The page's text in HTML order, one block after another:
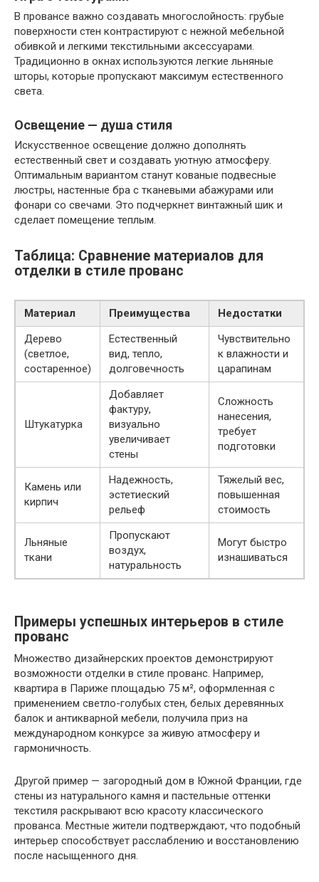
В провансе важно создавать многослойность: грубые
поверхности стен контрастируют с нежной мебельной
обивкой и легкими текстильными аксессуарами.
Традиционно в окнах используются легкие льняные
шторы, которые пропускают максимум естественного
света.
Освещение — душа стиля
Искусственное освещение должно дополнять
естественный свет и создавать уютную атмосферу.
Оптимальным вариантом станут кованые подвесные
люстры, настенные бра с тканевыми абажурами или
фонари со свечами. Это подчеркнет винтажный шик и
сделает помещение теплым.
Таблица: Сравнение материалов для
отделки в стиле прованс
Материал Преимущества
Недостатки
Дерево
(светлое,
состаренное)
Естественный
вид, тепло,
долговечность
Чувствительно
к влажности и
царапинам
Штукатурка
Добавляет
фактуру,
визуально
увеличивает
стены
Сложность
нанесения,
требует
подготовки
Камень или
кирпич
Надежность,
эстетиеский
рельеф
Тяжелый вес,
повышенная
стоимость
Льняные
ткани
Пропускают
воздух,
натуральность
Могут быстро
изнашиваться
Примеры успешных интерьеров в стиле
прованс
Множество дизайнерских проектов демонстрируют
возможности отделки в стиле прованс. Например,
квартира в Париже площадью 75 м², оформленная с
применением светло-голубых стен, белых деревянных
балок и антикварной мебели, получила приз на
международном конкурсе за живую атмосферу и
гармоничность.
Другой пример — загородный дом в Южной Франции, где
стены из натурального камня и пастельные оттенки
текстиля раскрывают всю красоту классического
прованса. Местные жители подтверждают, что подобный
интерьер способствует расслаблению и восстановлению
после насыщенного дня.